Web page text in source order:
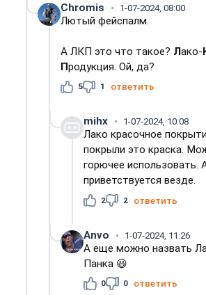
Chromis 1-07-2024, 08:00
Лютый фейспалм.
А ЛКП это что такое? Лако-
Продукция. Ой, да?
5 1 ответить
mihx 1-07-2024, 10:08
Лако красочное
покрыли это краска.
горючее использовать.
приветствуется везде.
2 2 ответить
Anvo 1-07-2024, 11:26
А еще можно назвать
Панка 😆
0 0 ответить